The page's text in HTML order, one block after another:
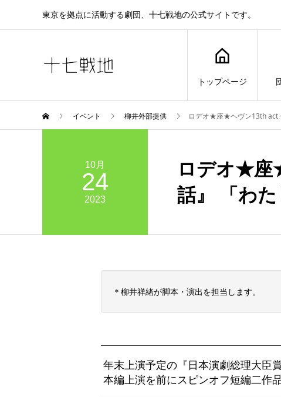
東京を拠点に活動する劇団、十七戦地の公式サイトです。
トップページ
イベント 柳井外部提供 ロデオ★座★ヘヴン13th act
10月
24
2023
ロデオ★座
話』 「わ
＊柳井祥緒が脚本・演出を担当します。
年末上演予定の『日本演劇総理大臣賞
本編上演を前にスピンオフ短編二作